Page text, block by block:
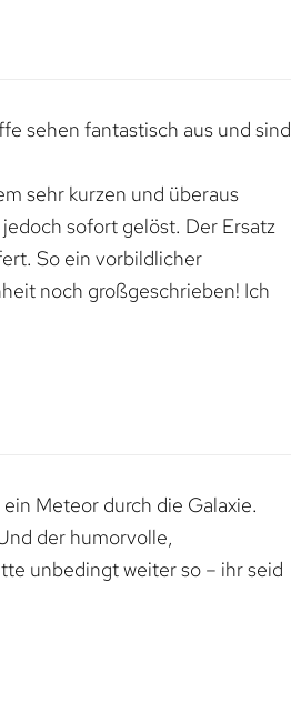
sehen fantastisch aus und sind
sehr kurzen und überaus
sofort gelöst. Der Ersatz
So ein vorbildlicher
noch großgeschrieben! Ich
Meteor durch die Galaxie.
der humorvolle,
unbedingt weiter so – ihr seid